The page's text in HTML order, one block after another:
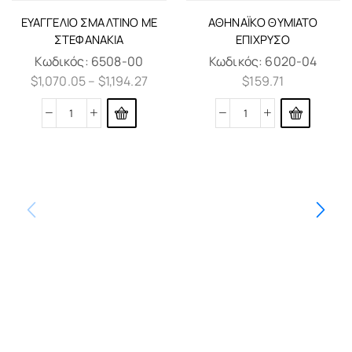
ΕΥΑΓΓΈΛΙΟ ΣΜΆΛΤΙΝΟ ΜΕ
ΣΤΕΦΑΝΆΚΙΑ
Κωδικός: 6508-00
$1,070.05– $1,194.27
ΑΘΗΝΑΪΚΌ ΘΥΜΙΑΤΌ
ΕΠΊΧΡΥΣΟ
Κωδικός: 6020-04
$159.71